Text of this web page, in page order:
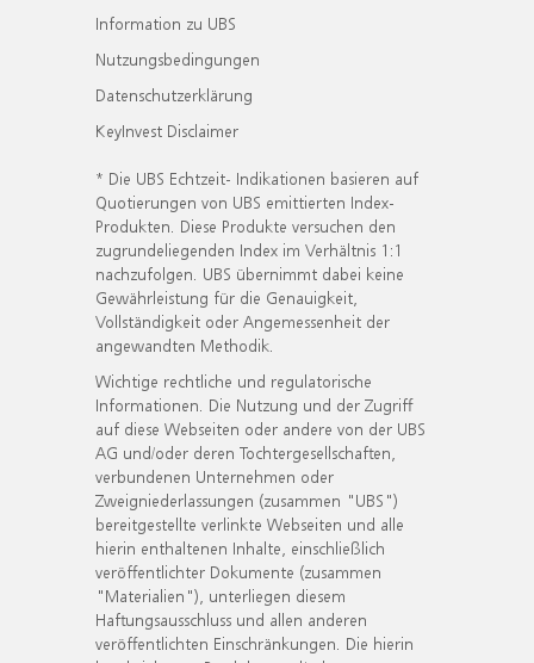
Information zu UBS
Nutzungsbedingungen
Datenschutzerklärung
KeyInvest Disclaimer
* Die UBS Echtzeit- Indikationen basieren auf
Quotierungen von UBS emittierten Index-
Produkten. Diese Produkte versuchen den
zugrundeliegenden Index im Verhältnis 1:1
nachzufolgen. UBS übernimmt dabei keine
Gewährleistung für die Genauigkeit,
Vollständigkeit oder Angemessenheit der
angewandten Methodik.
Wichtige rechtliche und regulatorische
Informationen. Die Nutzung und der Zugriff
auf diese Webseiten oder andere von der UBS
AG und/oder deren Tochtergesellschaften,
verbundenen Unternehmen oder
Zweigniederlassungen (zusammen "UBS")
bereitgestellte verlinkte Webseiten und alle
hierin enthaltenen Inhalte, einschließlich
veröffentlichter Dokumente (zusammen
"Materialien"), unterliegen diesem
Haftungsausschluss und allen anderen
veröffentlichten Einschränkungen. Die hierin